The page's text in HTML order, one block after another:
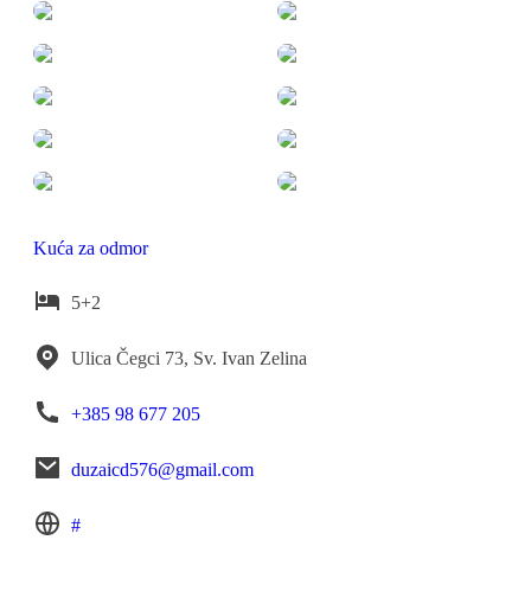
Kuća za odmor
5+2
Ulica Čegci 73, Sv. Ivan Zelina
+385 98 677 205
duzaicd576@gmail.com
#